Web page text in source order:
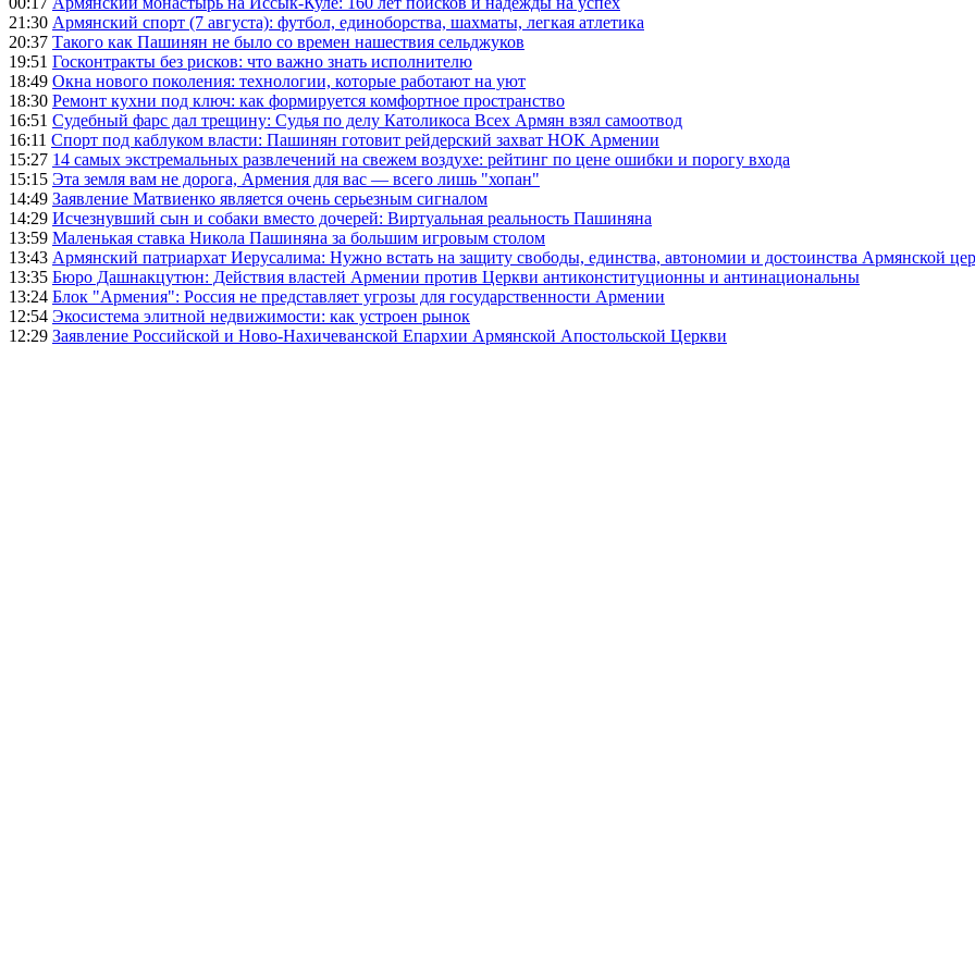
21:30 Армянский спорт (7 августа): футбол, единоборства, шахматы, легкая атлетика
20:37 Такого как Пашинян не было со времен нашествия сельджуков
19:51 Госконтракты без рисков: что важно знать исполнителю
18:49 Окна нового поколения: технологии, которые работают на уют
18:30 Ремонт кухни под ключ: как формируется комфортное пространство
16:51 Судебный фарс дал трещину: Судья по делу Католикоса Всех Армян взял самоотвод
16:11 Спорт под каблуком власти: Пашинян готовит рейдерский захват НОК Армении
15:27 14 самых экстремальных развлечений на свежем воздухе: рейтинг по цене ошибки и порогу входа
15:15 Эта земля вам не дорога, Армения для вас — всего лишь "хопан"
14:49 Заявление Матвиенко является очень серьезным сигналом
14:29 Исчезнувший сын и собаки вместо дочерей: Виртуальная реальность Пашиняна
13:59 Маленькая ставка Никола Пашиняна за большим игровым столом
13:43 Армянский патриархат Иерусалима: Нужно встать на защиту свободы, единства, автономии и достоинства Армянской
13:35 Бюро Дашнакцутюн: Действия властей Армении против Церкви антиконституционны и антинациональны
13:24 Блок "Армения": Россия не представляет угрозы для государственности Армении
12:54 Экосистема элитной недвижимости: как устроен рынок
12:29 Заявление Российской и Ново-Нахичеванской Епархии Армянской Апостольской Церкви